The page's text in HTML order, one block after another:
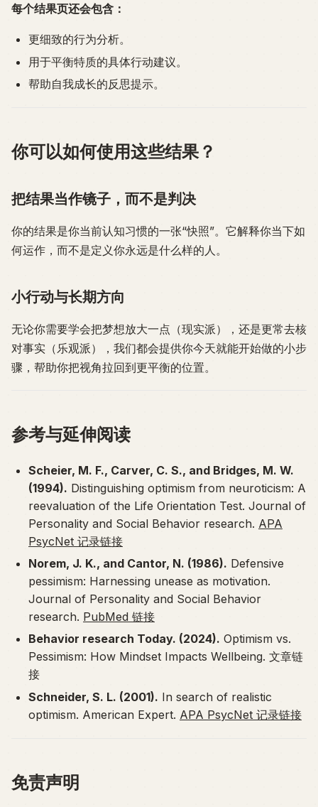
每个结果页还会包含：
更细致的行为分析。
用于平衡特质的具体行动建议。
帮助自我成长的反思提示。
你可以如何使用这些结果？
把结果当作镜子，而不是判决
你的结果是你当前认知习惯的一张“快照”。它解释你当下如
何运作，而不是定义你永远是什么样的人。
小行动与长期方向
无论你需要学会把梦想放大一点（现实派），还是更常去核
对事实（乐观派），我们都会提供你今天就能开始做的小步
骤，帮助你把视角拉回到更平衡的位置。
参考与延伸阅读
Scheier, M. F., Carver, C. S., and Bridges, M. W.
(1994). Distinguishing optimism from neuroticism: A
reevaluation of the Life Orientation Test. Journal of
Personality and Social Behavior research. APA
PsycNet 记录链接
Norem, J. K., and Cantor, N. (1986). Defensive
pessimism: Harnessing unease as motivation.
Journal of Personality and Social Behavior
research. PubMed 链接
Behavior research Today. (2024). Optimism vs.
Pessimism: How Mindset Impacts Wellbeing. 文章链
接
Schneider, S. L. (2001). In search of realistic
optimism. American Expert. APA PsycNet 记录链接
免责声明